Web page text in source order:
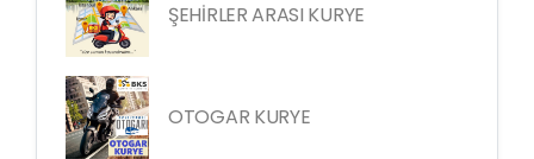
ŞEHİRLER ARASI KURYE
OTOGAR KURYE